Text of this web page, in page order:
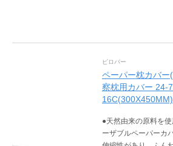
ピロパー
ペーパー枕カバ
察枕用カバー 24-
16C(300X450MM)
●天然由来の原料を
ーザブルペーパーカ